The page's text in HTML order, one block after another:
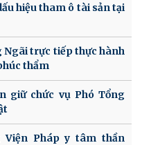
hiệu tham ô tài sản tại
Ngãi trực tiếp thực hành
thẩm
giữ chức vụ Phó Tổng
Pháp y tâm thần